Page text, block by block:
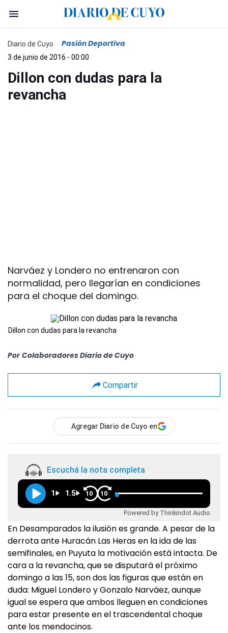
Diario de Cuyo Pasión Deportiva
3 de junio de 2016 - 00:00
Dillon con dudas para la
revancha
Narváez y Londero no entrenaron con
normalidad, pero llegarían en condiciones
para el choque del domingo.
Dillon con dudas para la revancha
Por Colaboradores Diario de Cuyo
Compartir
Agregar Diario de Cuyo en
Escuchá la nota completa
1 1.5 10 10
Powered by Thinkindot Audio
En Desamparados la ilusión es grande. A pesar de la
derrota ante Huracán Las Heras en la ida de las
semifinales, en Puyuta la motivación está intacta. De
cara a la revancha, que se disputará el próximo
domingo a las 15, son dos las figuras que están en
duda: Miguel Londero y Gonzalo Narváez, aunque
igual se espera que ambos lleguen en condiciones
para estar presente en el trascendental choque
ante los mendocinos.